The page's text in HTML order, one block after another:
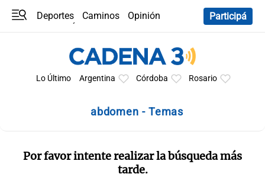
Deportes Caminos
Opinión
Participá
Lo Último Argentina Córdoba Rosario
abdomen - Temas
Por favor intente realizar la búsqueda más
tarde.